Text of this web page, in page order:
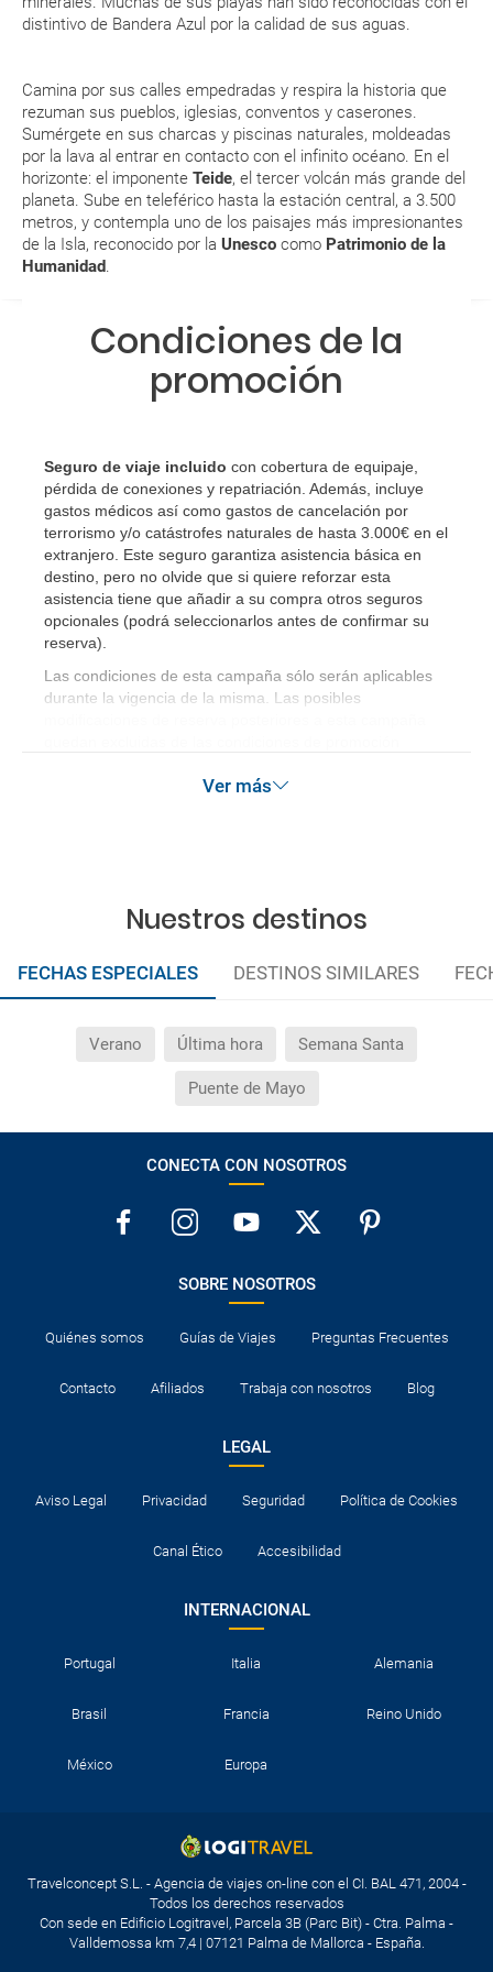
distintivo de Bandera Azul por la calidad de sus aguas.
Camina por sus calles empedradas y respira la historia que
rezuman sus pueblos, iglesias, conventos y caserones.
Sumérgete en sus charcas y piscinas naturales, moldeadas
por la lava al entrar en contacto con el infinito océano. En el
horizonte: el imponente Teide, el tercer volcán más grande del
planeta. Sube en teleférico hasta la estación central, a 3.500
metros, y contempla uno de los paisajes más impresionantes
de la Isla, reconocido por la Unesco como Patrimonio de la
Humanidad
La Isla tiene diferentes climatologías. Hay más horas de
Junto al mar y dentro del agua, el sol sigue calentando
con la misma intensidad. ¡Protégete y ponte crema solar!
Sus cálidas temperaturas invernales han convertido
a Tenerife en uno de los destinos más frecuentados en
Europa
ENE FEB MAR ABR
Esta documentación te será requerida en el mostrador de la compañía
aérea a la hora de realizar el check-in el día de la salida.
MODIFICACIÓN ó CANCELACIÓN ¿Puedo anular o
modificar una reserva del viaje? ¿Qué gastos puede
generar una anulación o modificación del viaje?
¿Qué caducidad debe tener mi pasaporte para ir
a...?
RESERVAR ¿Cómo puedo reservar un viaje de
paquete vacacional en la página web?
quedado de pendiente de confirmación ¿Cómo
sabré si se confirma el viaje?
¿Cómo sé si hay plazas disponibles en el viaje que
quiero al hacer mi solicitud de reserva?
Si tengo los traslados incluidos, ¿dónde debo
¿Qué hago si el traslado contratado del aeropuerto
precio de un adulto?
Condiciones de la
promoción
Seguro de viaje incluido con cobertura de equipaje,
pérdida de conexiones y repatriación. Además, incluye
gastos médicos así como gastos de cancelación por
terrorismo y/o catástrofes naturales de hasta 3.000€ en el
extranjero. Este seguro garantiza asistencia básica en
destino, pero no olvide que si quiere reforzar esta
asistencia tiene que añadir a su compra otros seguros
opcionales (podrá seleccionarlos antes de confirmar su
reserva)
Las condiciones de esta campaña sólo serán aplicables
durante la vigencia de la misma. Las posibles
Ver más
Nuestros destinos
FECHAS ESPECIALES DESTINOS SIMILARES
Verano Última hora Semana Santa
Puente de Mayo
CONECTA CON NOSOTROS
SOBRE NOSOTROS
Quiénes somos Guías de Viajes Preguntas Frecuentes
Contacto Afiliados Trabaja con nosotros Blog
LEGAL
Aviso Legal Privacidad Seguridad Política de Cookies
Canal Ético Accesibilidad
INTERNACIONAL
Portugal Italia Alemania
Brasil Francia Reino Unido
México Europa
Travelconcept S.L. - Agencia de viajes on-line con el CI. BAL 471, 2004 -
Todos los derechos reservados
Con sede en Edificio Logitravel, Parcela 3B (Parc Bit) - Ctra. Palma -
Valldemossa km 7,4 | 07121 Palma de Mallorca - España.